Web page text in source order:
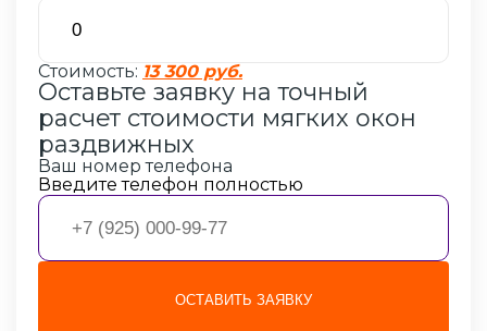
Стоимость: 13 300 руб.
Оставьте заявку на точный
расчет стоимости мягких окон
раздвижных
Ваш номер телефона
Введите телефон полностью
ОСТАВИТЬ ЗАЯВКУ